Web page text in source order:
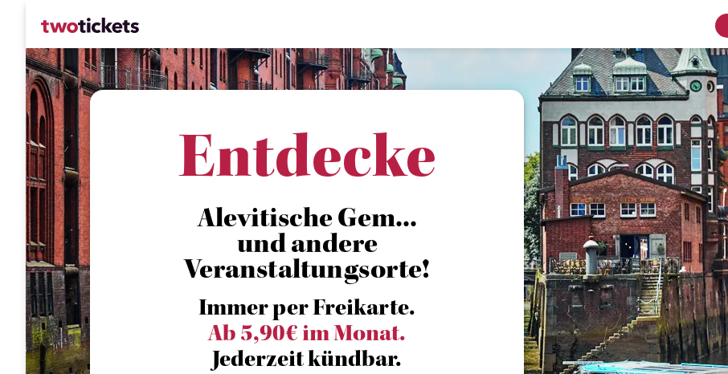
Entdecke
Alevitische Gem...
und andere
Veranstaltungsorte!
Immer per Freikarte.
Ab 5,90€ im Monat.
Jederzeit kündbar.